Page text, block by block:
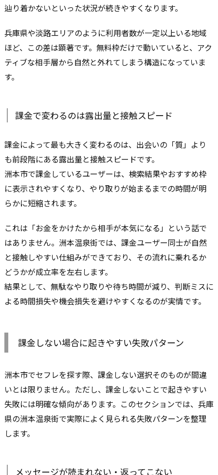
辿り着かないといった状況が続きやすくなります。
兵庫県や淡路エリアのように利用者数が一定以上いる地域
ほど、この差は顕著です。無料枠だけで動いていると、アク
ティブな相手層から自然と外れてしまう構造になっていま
す。
課金で変わるのは露出量と接触スピード
課金によって最も大きく変わるのは、出会いの「質」より
も前段階にある露出量と接触スピードです。
洲本市で課金しているユーザーは、検索結果やおすすめ枠
に表示されやすくなり、やり取りが始まるまでの時間が明
らかに短縮されます。
これは「お金をかけたから相手が本気になる」という話で
はありません。洲本温泉街では、課金ユーザー同士が自然
と接触しやすい仕組みができており、その流れに乗れるか
どうかが成立率を左右します。
結果として、無駄なやり取りや待ち時間が減り、判断ミスに
よる時間損失や機会損失を避けやすくなるのが実情です。
課金しない場合に起きやすい失敗パターン
洲本市でセフレを探す際、課金しない選択そのものが間違
いとは限りません。ただし、課金しないことで起きやすい
失敗には明確な傾向があります。このセクションでは、兵庫
県の洲本温泉街で実際によく見られる失敗パターンを整理
します。
メッセージが読まれない・返ってこない